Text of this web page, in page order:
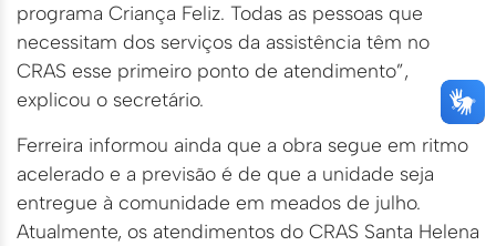
programa Criança Feliz. Todas as pessoas que
necessitam dos serviços da assistência têm no
CRAS esse primeiro ponto de atendimento”,
explicou o secretário.
Ferreira informou ainda que a obra segue em ritmo
acelerado e a previsão é de que a unidade seja
entregue à comunidade em meados de julho.
Atualmente, os atendimentos do CRAS Santa Helena